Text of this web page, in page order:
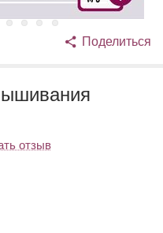
Поделиться
отзыв